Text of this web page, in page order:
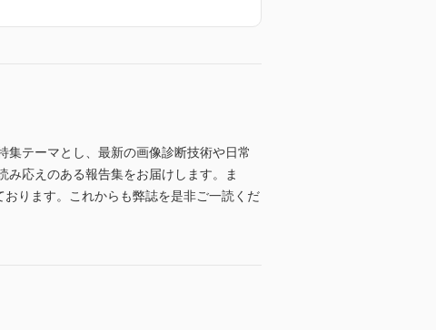
テーマとし、最新の画像診断技術や日常
応えのある報告集をお届けします。ま
ります。これからも弊誌を是非ご一読くだ